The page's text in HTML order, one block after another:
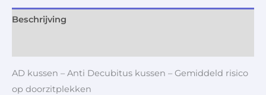
Beschrijving
AD kussen – Anti Decubitus kussen – Gemiddeld risico
op doorzitplekken